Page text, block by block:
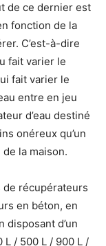
de ce dernier est
fonction de la
C’est-à-dire
fait varier le
fait varier le
entre en jeu
d’eau destiné
onéreux qu’un
la maison.
de récupérateurs
en béton, en
d’un
L / 500 L / 900 L /